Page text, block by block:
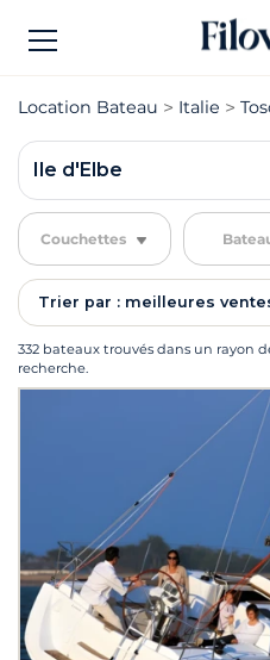
Location Bateau Italie
Ile d'Elbe
Couchettes
Trier par : meilleures
332 bateaux trouvés dans un rayon
recherche.